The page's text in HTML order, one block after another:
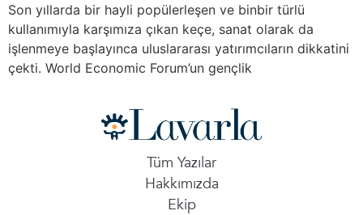
Son yıllarda bir hayli popülerleşen ve binbir türlü
kullanımıyla karşımıza çıkan keçe, sanat olarak da
işlenmeye başlayınca uluslararası yatırımcıların dikkatini
çekti. World Economic Forum’un gençlik
Tüm Yazılar
Hakkımızda
Ekip